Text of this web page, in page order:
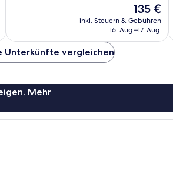
Der
Preis
beträgt
135 €
inkl. Steuern & Gebühren
16. Aug.–17. Aug.
Unterkünfte vergleichen
Mehr